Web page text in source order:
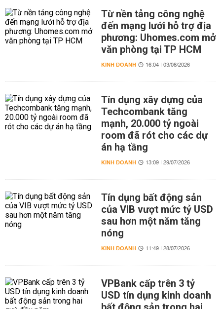
Từ nền tảng công nghệ
đến mạng lưới hỗ trợ địa
phương: Uhomes.com mở
văn phòng tại TP HCM
KINH DOANH 16:04 | 03/08/2026
Tín dụng xây dựng của
Techcombank tăng
mạnh, 20.000 tỷ ngoài
room đã rót cho các dự
án hạ tầng
KINH DOANH 13:09 | 29/07/2026
Tín dụng bất động sản
của VIB vượt mức tỷ USD
sau hơn một năm tăng
nóng
KINH DOANH 11:49 | 28/07/2026
VPBank cấp trên 3 tỷ
USD tín dụng kinh doanh